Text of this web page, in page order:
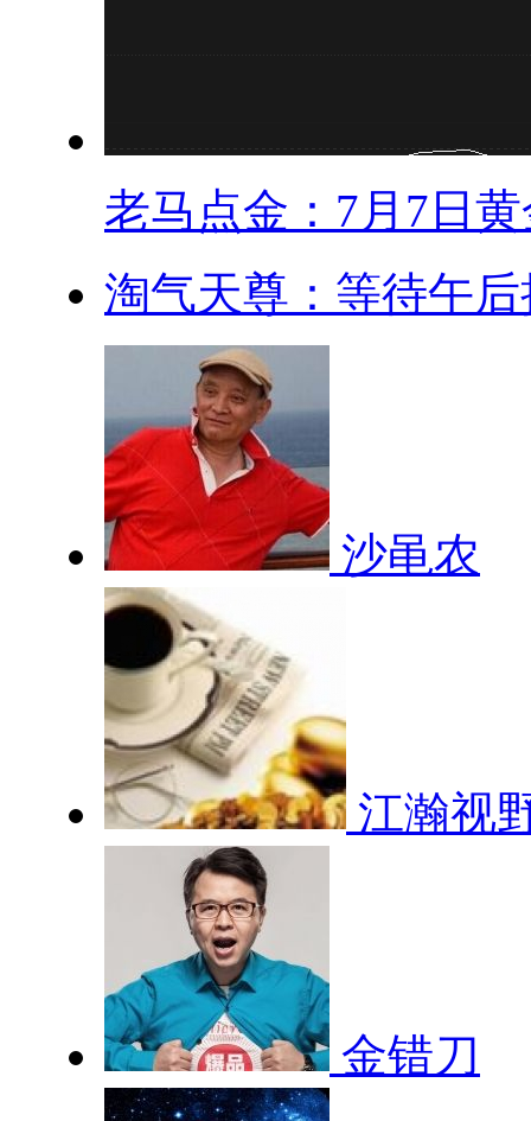
老马点金：7月7日黄
淘气天尊：等待午
沙黾农
江瀚视
金错刀